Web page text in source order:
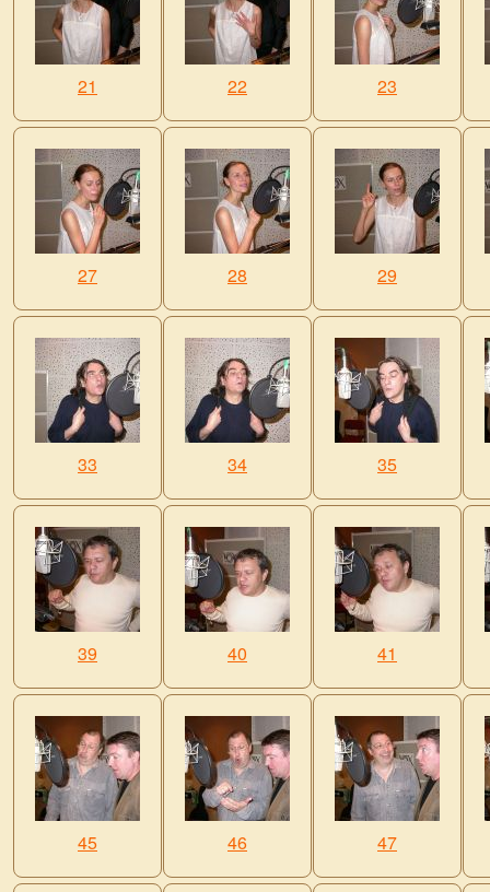
21 22 23
27 28 29
33 34 35
39 40 41
45 46 47